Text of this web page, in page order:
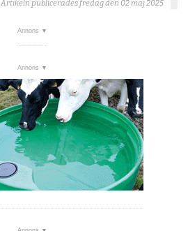
Artikeln publicerades fredag den 02 maj 2025